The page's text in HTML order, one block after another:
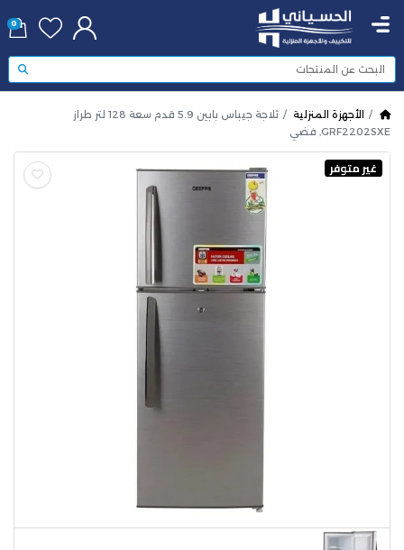
0
الأجهزة المنزلية
ثلاجة جيباس بابين 5.9 قدم سعة 128 لتر طراز
GRF2202SXE, فضي
غير متوفر